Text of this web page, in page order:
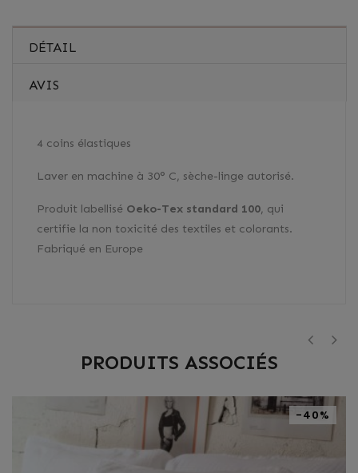
DÉTAIL
AVIS
4 coins élastiques
Laver en machine à 30° C, sèche-linge autorisé.
Produit labellisé Oeko-Tex standard 100, qui
certifie la non toxicité des textiles et colorants.
Fabriqué en Europe
PRODUITS ASSOCIÉS
-40%